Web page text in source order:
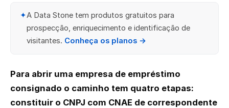
✦A Data Stone tem produtos gratuitos para
prospecção, enriquecimento e identificação de
visitantes. Conheça os planos →
Para abrir uma empresa de empréstimo
consignado o caminho tem quatro etapas:
constituir o CNPJ com CNAE de correspondente